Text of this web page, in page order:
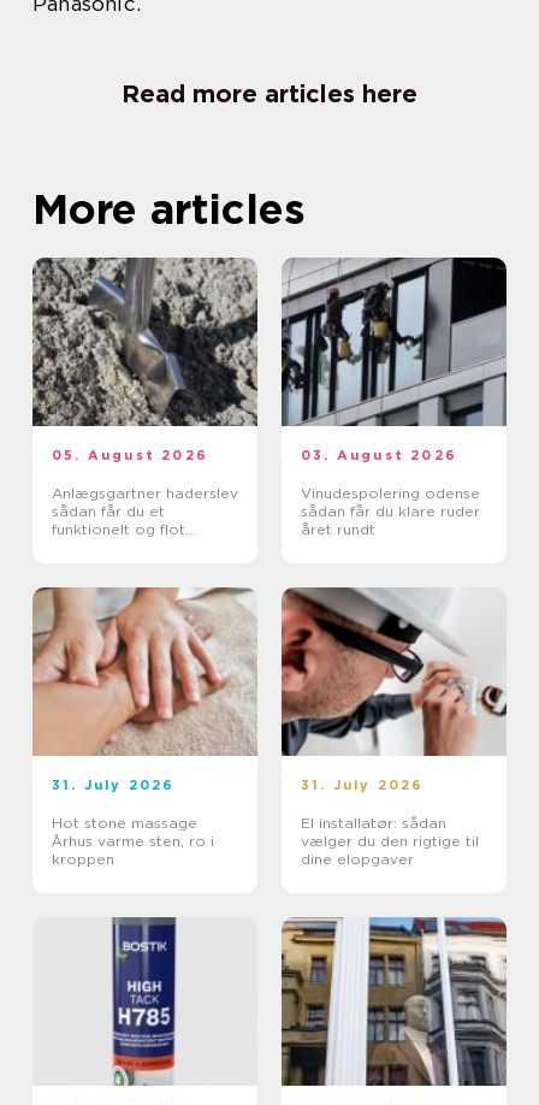
Read more articles here
More articles
05. August 2026
Anlægsgartner haderslev
sådan får du et
funktionelt og flot
03. August 2026
Vinudespolering odense
sådan får du klare ruder
året rundt
31. July 2026
Hot stone massage
Århus varme sten, ro i
kroppen
31. July 2026
El installatør: sådan
vælger du den rigtige til
dine elopgaver